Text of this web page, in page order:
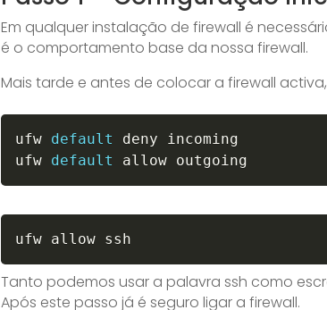
Em qualquer instalação de firewall é
é o comportamento base da nossa firewall.
Mais tarde e antes de colocar a firewall
ufw default
deny incoming
ufw default allow outgoing
Tanto podemos usar a palavra ssh como
Após este passo já é seguro ligar a firewall.